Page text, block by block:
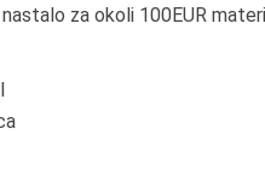
za okoli 100EUR